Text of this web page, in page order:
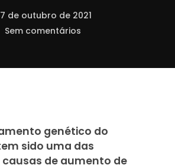
de outubro de 2021
Sem comentários
genético do
sido uma das
de aumento de